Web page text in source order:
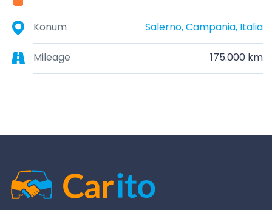
Konum Salerno, Campania, Italia
Mileage 175.000 km